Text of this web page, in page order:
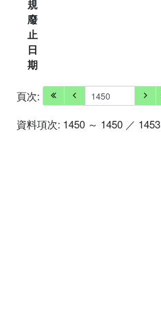
規
廢
止
日
期
頁次:
資料項次: 1450 ～ 1450 ／ 1453